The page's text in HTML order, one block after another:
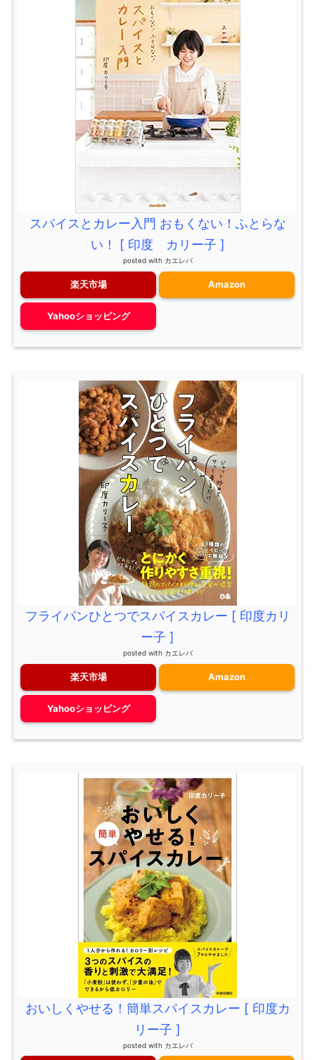
スパイスとカレー入門 おもくない！ふとらな
い！ [ 印度 カリー子 ]
posted with カエレバ
楽天市場 Amazon
Yahooショッピング
フライパンひとつでスパイスカレー [ 印度カリ
ー子 ]
posted with カエレバ
楽天市場 Amazon
Yahooショッピング
おいしくやせる！簡単スパイスカレー [ 印度カ
リー子 ]
posted with カエレバ